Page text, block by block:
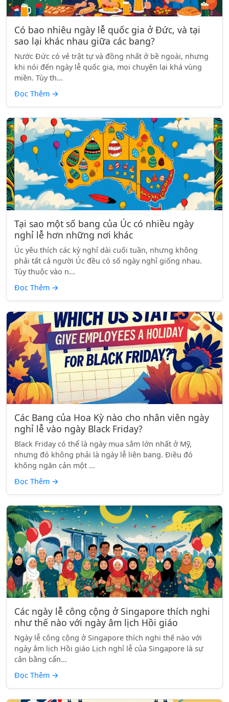
Có bao nhiêu ngày lễ quốc gia ở Đức, và tại
sao lại khác nhau giữa các bang?
Nước Đức có vẻ trật tự và đồng nhất ở bề ngoài, nhưng
khi nói đến ngày lễ quốc gia, mọi chuyện lại khá vùng
miền. Tùy th...
Đọc Thêm →
Tại sao một số bang của Úc có nhiều ngày
nghỉ lễ hơn những nơi khác
Úc yêu thích các kỳ nghỉ dài cuối tuần, nhưng không
phải tất cả người Úc đều có số ngày nghỉ giống nhau.
Tùy thuộc vào n...
Đọc Thêm →
Các Bang của Hoa Kỳ nào cho nhân viên ngày
nghỉ lễ vào ngày Black Friday?
Black Friday có thể là ngày mua sắm lớn nhất ở Mỹ,
nhưng đó không phải là ngày lễ liên bang. Điều đó
không ngăn cản một ...
Đọc Thêm →
Các ngày lễ công cộng ở Singapore thích nghi
như thế nào với ngày âm lịch Hồi giáo
Ngày lễ công cộng ở Singapore thích nghi thế nào với
ngày âm lịch Hồi giáo Lịch nghỉ lễ của Singapore là sự
cân bằng cẩn...
Đọc Thêm →